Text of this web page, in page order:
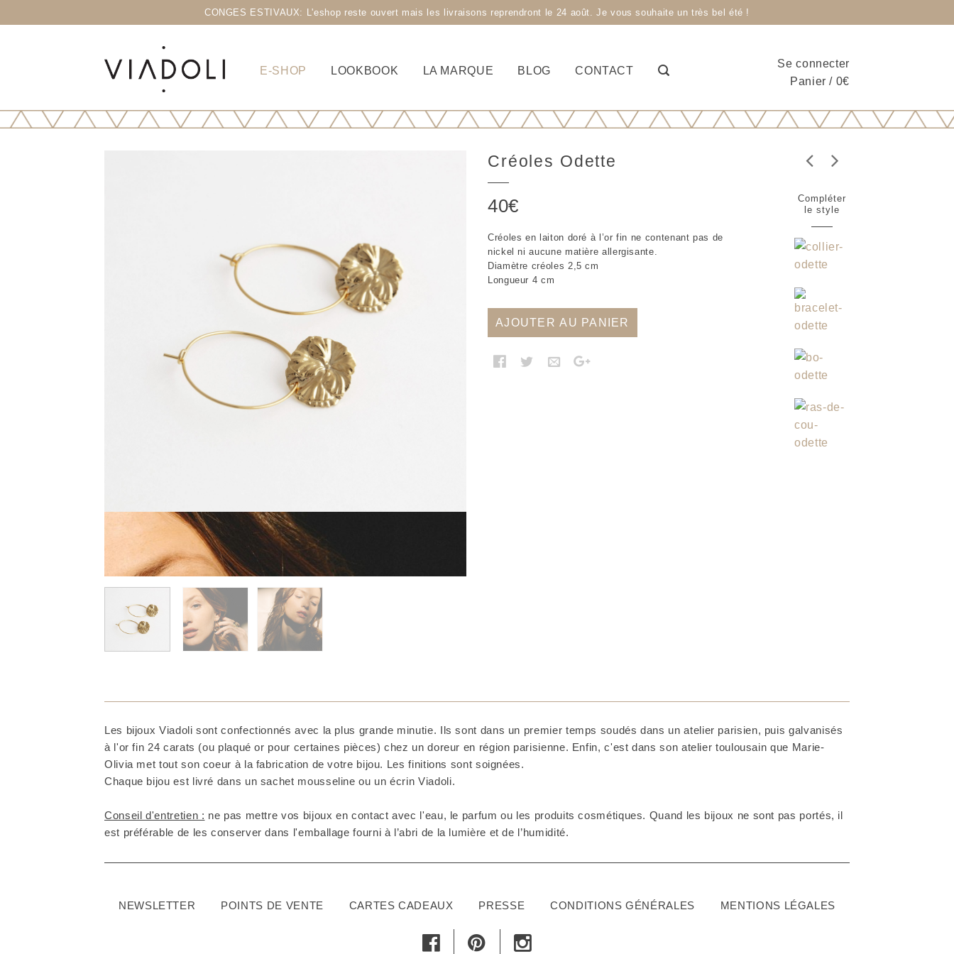
CONGES ESTIVAUX: L'eshop reste ouvert mais les livraisons reprendront le 24 août. Je vous souhaite un très bel été !
E-SHOP LOOKBOOK LA MARQUE BLOG CONTACT
Se connecter
Panier / 0€
Créoles Odette
40€
Créoles en laiton doré à l’or fin ne contenant pas de
nickel ni aucune matière allergisante.
Diamètre créoles 2,5 cm
Longueur 4 cm
AJOUTER AU PANIER
Compléter
le style
Les bijoux Viadoli sont confectionnés avec la plus grande minutie. Ils sont dans un premier temps soudés dans un atelier parisien, puis galvanisés
à l'or fin 24 carats (ou plaqué or pour certaines pièces) chez un doreur en région parisienne. Enfin, c'est dans son atelier toulousain que Marie-
Olivia met tout son coeur à la fabrication de votre bijou. Les finitions sont soignées.
Chaque bijou est livré dans un sachet mousseline ou un écrin Viadoli.
Conseil d'entretien : ne pas mettre vos bijoux en contact avec l'eau, le parfum ou les produits cosmétiques. Quand les bijoux ne sont pas portés, il
est préférable de les conserver dans l'emballage fourni à l’abri de la lumière et de l’humidité.
NEWSLETTER POINTS DE VENTE CARTES CADEAUX PRESSE CONDITIONS GÉNÉRALES MENTIONS LÉGALES